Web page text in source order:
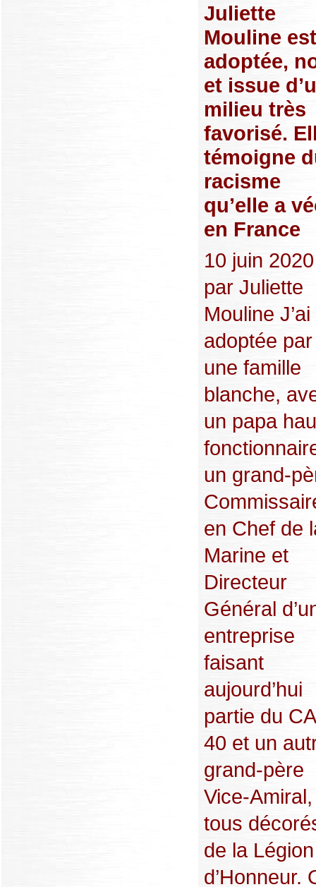
Juliette
Mouline est
adoptée,
et issue
milieu très
favorisé.
témoigne
racisme
qu’elle a
en France
10 juin
par Juliette
Mouline
adoptée par
une famille
blanche,
un papa
un grand-
en Chef de
Marine et
Directeur
Général
entreprise
faisant
aujourd’hui
partie du
40 et un
grand-père
Vice-Amiral,
tous
de la Légion
d’Honneur.